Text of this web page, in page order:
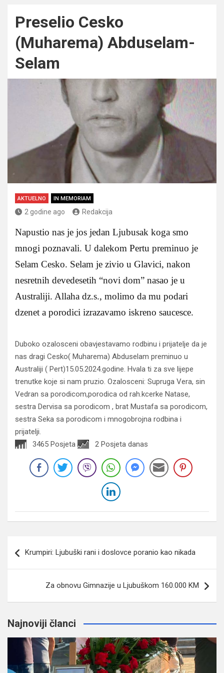
Preselio Cesko
(Muharema) Abduselam-
Selam
AKTUELNO IN MEMORIAM
2 godine ago Redakcija
Napustio nas je jos jedan Ljubusak koga smo
mnogi poznavali. U dalekom Pertu preminuo je
Selam Cesko. Selam je zivio u Glavici, nakon
nesretnih devedesetih “novi dom” nasao je u
Australiji. Allaha dz.s., molimo da mu podari
dzenet a porodici izrazavamo iskreno saucesce.
Duboko ozalosceni obavjestavamo rodbinu i prijatelje da je
nas dragi Cesko( Muharema) Abduselam preminuo u
Australiji ( Pert)15.05.2024.godine. Hvala ti za sve lijepe
trenutke koje si nam pruzio. Ozalosceni: Supruga Vera, sin
Vedran sa porodicom,porodica od rah.kcerke Natase,
sestra Dervisa sa porodicom , brat Mustafa sa porodicom,
sestra Seka sa porodicom i mnogobrojna rodbina i
prijatelji.
3465 Posjeta
2 Posjeta danas
članaka
Krumpiri: Ljubuški rani i doslovce poranio kao nikada
Za obnovu Gimnazije u Ljubuškom 160.000 KM
Najnoviji članci